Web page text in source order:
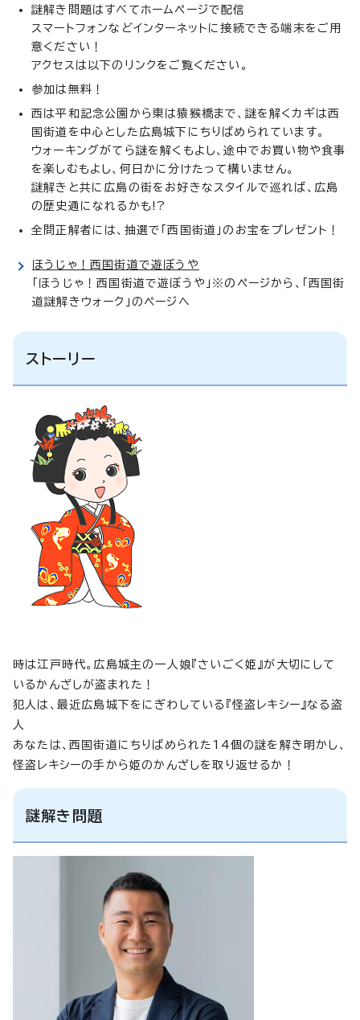
謎解き問題はすべてホームページで配信
スマートフォンなどインターネットに接続できる端末をご用
意ください！
アクセスは以下のリンクをご覧ください。
参加は無料！
西は平和記念公園から東は猿猴橋まで、謎を解くカギは西
国街道を中心とした広島城下にちりばめられています。
ウォーキングがてら謎を解くもよし、途中でお買い物や食事
を楽しむもよし、何日かに分けたって構いません。
謎解きと共に広島の街をお好きなスタイルで巡れば、広島
の歴史通になれるかも!?
全問正解者には、抽選で「西国街道」のお宝をプレゼント！
ほうじゃ！西国街道で遊ぼうや
「ほうじゃ！西国街道で遊ぼうや」※のページから、「西国街
道謎解きウォーク」のページへ
ストーリー
時は江戸時代。広島城主の一人娘『さいごく姫』が大切にして
いるかんざしが盗まれた！
犯人は、最近広島城下をにぎわしている『怪盗レキシー』なる盗
人
あなたは、西国街道にちりばめられた14個の謎を解き明かし、
怪盗レキシーの手から姫のかんざしを取り返せるか！
謎解き問題